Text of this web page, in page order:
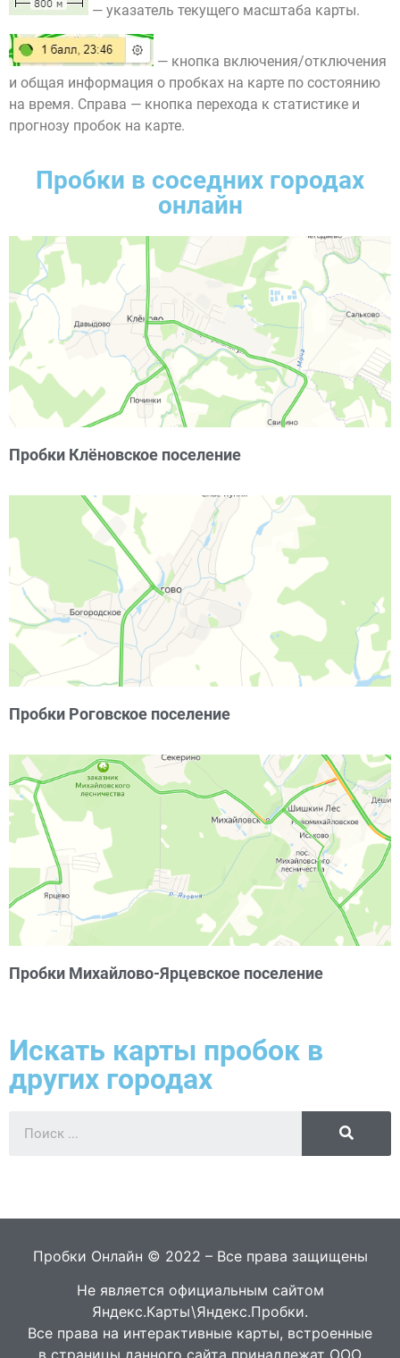
— указатель текущего масштаба карты.
— кнопка включения/отключения
и общая информация о пробках на карте по состоянию
на время. Справа — кнопка перехода к статистике и
прогнозу пробок на карте.
Пробки в соседних городах
онлайн
Пробки Клёновское поселение
Пробки Роговское поселение
Пробки Михайлово-Ярцевское поселение
Искать карты пробок в
других городах
Пробки Онлайн © 2022 – Все права защищены
Не является официальным сайтом
Яндекс.Карты\Яндекс.Пробки.
Все права на интерактивные карты, встроенные